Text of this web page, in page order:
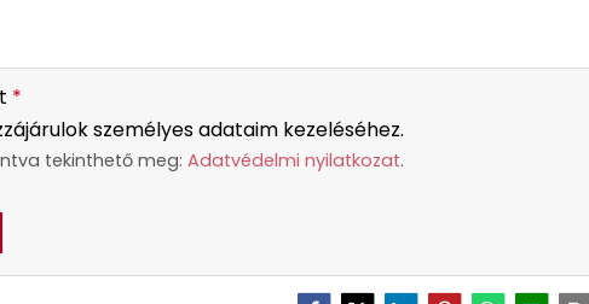
*
személyes adataim kezeléséhez.
tekinthető meg: Adatvédelmi nyilatkozat.